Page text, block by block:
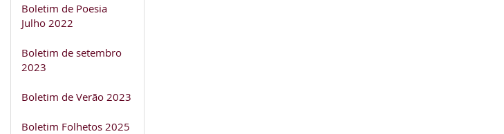
Boletim de Poesia
Julho 2022
Boletim de setembro
2023
Boletim de Verão 2023
Boletim Folhetos 2025